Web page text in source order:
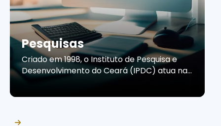
Pesquisas
Criado em 1998, o Instituto de Pesquisa e
Desenvolvimento do Ceará (IPDC) atua na